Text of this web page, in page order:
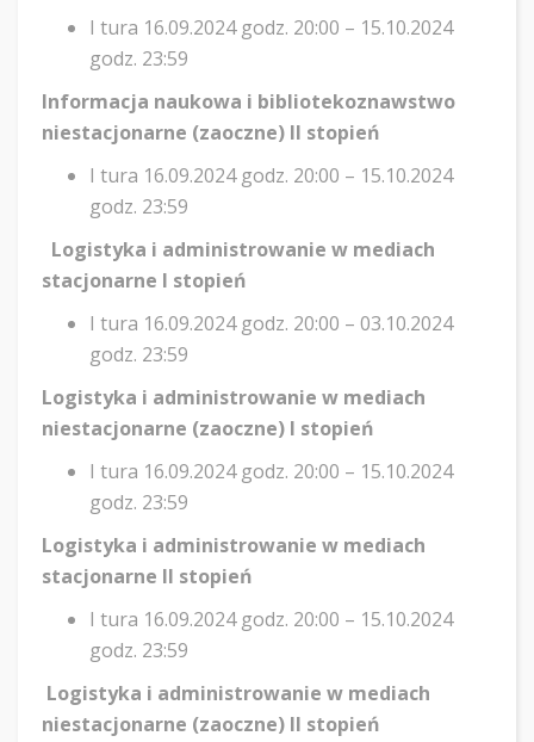
I tura 16.09.2024 godz. 20:00 – 15.10.2024
godz. 23:59
Informacja naukowa i bibliotekoznawstwo
niestacjonarne (zaoczne) II stopień
I tura 16.09.2024 godz. 20:00 – 15.10.2024
godz. 23:59
Logistyka i administrowanie w mediach
stacjonarne I stopień
I tura 16.09.2024 godz. 20:00 – 03.10.2024
godz. 23:59
Logistyka i administrowanie w mediach
niestacjonarne (zaoczne) I stopień
I tura 16.09.2024 godz. 20:00 – 15.10.2024
godz. 23:59
Logistyka i administrowanie w mediach
stacjonarne II stopień
I tura 16.09.2024 godz. 20:00 – 15.10.2024
godz. 23:59
Logistyka i administrowanie w mediach
niestacjonarne (zaoczne) II stopień